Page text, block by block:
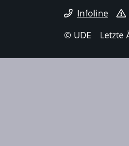
Infoline
© UDE
Letzte